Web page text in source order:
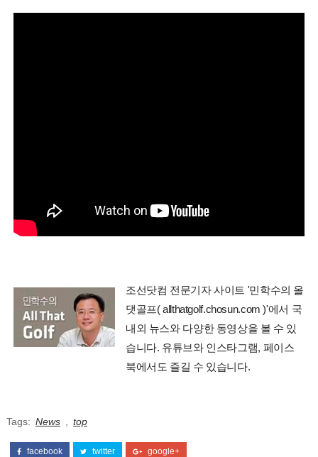
조선닷컴 전문기자 사이트 '민학수의 올
댓골프( allthatgolf.chosun.com )'에서 국
내외 뉴스와 다양한 동영상을 볼 수 있
습니다. 유튜브와 인스타그램, 페이스
북에서도 즐길 수 있습니다.
Tags: News top
facebook twitter google+